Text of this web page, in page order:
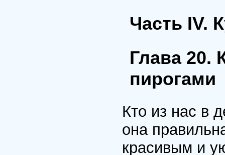
Часть IV.
Глава 20.
пирогами
Кто из нас в
она
красивым и